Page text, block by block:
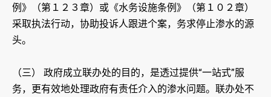
例》（第１２３章）或《水务设施条例》（第１０２章）
采取执法行动，协助投诉人跟进个案，务求停止渗水的源
头。
（三） 政府成立联办处的目的，是透过提供“一站式”服
务，更有效地处理政府有责任介入的渗水问题。联办处不